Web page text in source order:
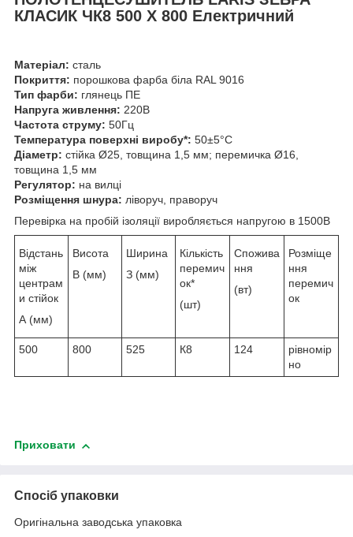
КЛАСИК ЧК8 500 Х 800 Електричний
Матеріал: сталь
Покриття: порошкова фарба біла RAL 9016
Тип фарби: глянець ПЕ
Напруга живлення: 220В
Частота струму: 50Гц
Температура поверхні виробу*: 50±5°С
Діаметр: стійка Ø25, товщина 1,5 мм; перемичка Ø16,
товщина 1,5 мм
Регулятор: на вилці
Розміщення шнура: ліворуч, праворуч
Перевірка на пробій ізоляції виробляється напругою в 1500В
Відстань
між
центрам
и стійок
А (мм)
Висота
В (мм)
Ширина
З (мм)
Кількість
перемич
ок*
(шт)
Спожива
ння
(вт)
Розміще
ння
перемич
ок
500 800 525 К8 124
рівномір
но
Приховати
Спосіб упаковки
Оригінальна заводська упаковка